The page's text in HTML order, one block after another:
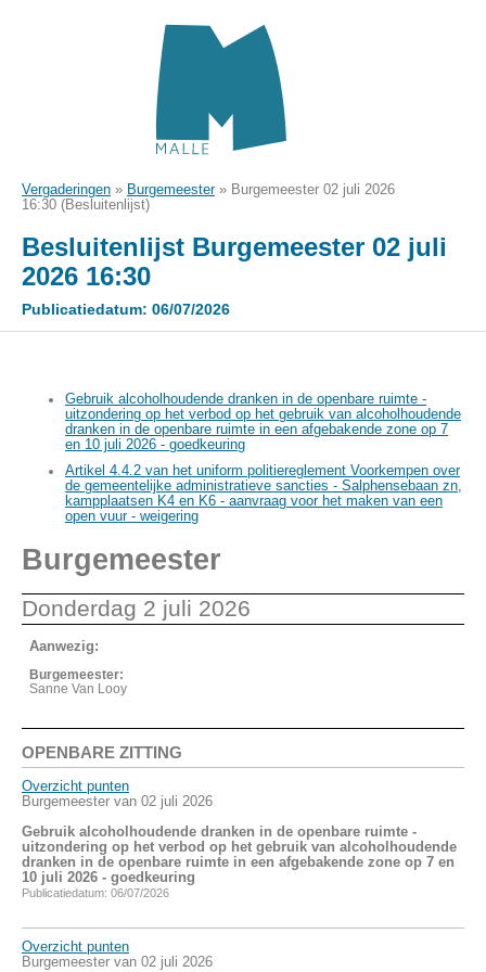
Vergaderingen » Burgemeester» Burgemeester 02 juli 2026
16:30 (Besluitenlijst)
Besluitenlijst Burgemeester 02 juli
2026 16:30
Publicatiedatum: 06/07/2026
Gebruik alcoholhoudende dranken in de openbare ruimte -
uitzondering op het verbod op het gebruik van alcoholhoudende
dranken in de openbare ruimte in een afgebakende zone op 7
en 10 juli 2026 - goedkeuring
Artikel 4.4.2 van het uniform politiereglement Voorkempen over
de gemeentelijke administratieve sancties - Salphensebaan zn,
kampplaatsen K4 en K6 - aanvraag voor het maken van een
open vuur - weigering
Burgemeester
Donderdag 2 juli 2026
Aanwezig:
Burgemeester:
Sanne Van Looy
OPENBARE ZITTING
Overzicht punten
Burgemeester van 02 juli 2026
Gebruik alcoholhoudende dranken in de openbare ruimte -
uitzondering op het verbod op het gebruik van alcoholhoudende
dranken in de openbare ruimte in een afgebakende zone op 7 en
10 juli 2026 - goedkeuring
Publicatiedatum: 06/07/2026
Overzicht punten
Burgemeester van 02 juli 2026